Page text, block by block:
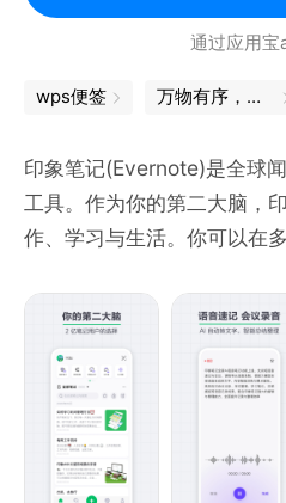
通过应用宝
wps便签 万物有序，忙而不茫
印象笔记(Evernote)是全球
工具。作为你的第二大脑，
作、学习与生活。你可以在
集备份、高效记录、分享、
elephant never forgets” (
【AI语音笔记】
- 短语音速记与会议、课程等
- 大模型自动转写、智能润色